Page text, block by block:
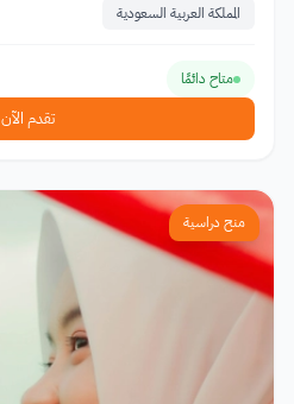
المملكة العربية السعودية
متاح دائمًا
تقدم الآن
منح دراسية